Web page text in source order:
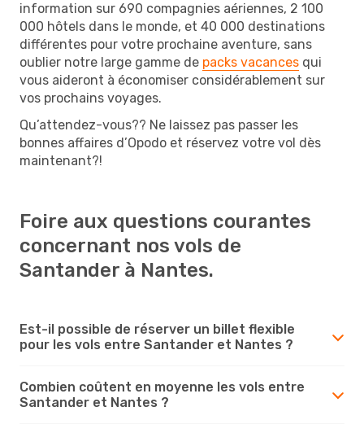
information sur 690 compagnies aériennes, 2 100
000 hôtels dans le monde, et 40 000 destinations
différentes pour votre prochaine aventure, sans
oublier notre large gamme de packs vacances qui
vous aideront à économiser considérablement sur
vos prochains voyages.
Qu’attendez-vous?? Ne laissez pas passer les
bonnes affaires d’Opodo et réservez votre vol dès
maintenant?!
Foire aux questions courantes
concernant nos vols de
Santander à Nantes.
Est-il possible de réserver un billet flexible
pour les vols entre Santander et Nantes ?
Combien coûtent en moyenne les vols entre
Santander et Nantes ?